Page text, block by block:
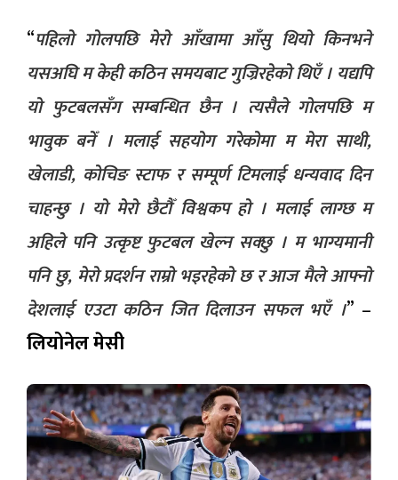
“पहिलो गोलपछि मेरो आँखामा आँसु थियो किनभने
यसअघि म केही कठिन समयबाट गुज्रिरहेको थिएँ । यद्यपि
यो फुटबलसँग सम्बन्धित छैन । त्यसैले गोलपछि म
भावुक बनेँ । मलाई सहयोग गरेकोमा म मेरा साथी,
खेलाडी, कोचिङ स्टाफ र सम्पूर्ण टिमलाई धन्यवाद दिन
चाहन्छु । यो मेरो छैटौँ विश्वकप हो । मलाई लाग्छ म
अहिले पनि उत्कृष्ट फुटबल खेल्न सक्छु । म भाग्यमानी
पनि छु, मेरो प्रदर्शन राम्रो भइरहेको छ र आज मैले आफ्नो
देशलाई एउटा कठिन जित दिलाउन सफल भएँ ।” –
लियोनेल मेसी